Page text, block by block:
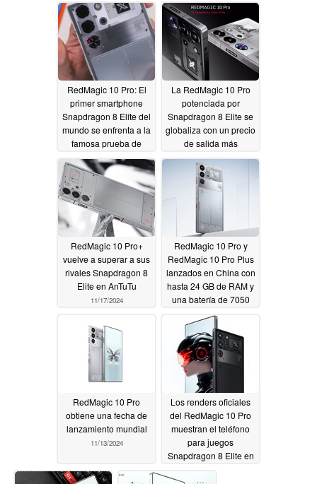
RedMagic 10 Pro: El
primer smartphone
Snapdragon 8 Elite del
mundo se enfrenta a la
famosa prueba de
durabilidad en línea
12/04/2024
La RedMagic 10 Pro
potenciada por
Snapdragon 8 Elite se
globaliza con un precio
de salida más
asequible que en
China12/03/2024
RedMagic 10 Pro+
vuelve a superar a sus
rivales Snapdragon 8
Elite en AnTuTu
11/17/2024
RedMagic 10 Pro y
RedMagic 10 Pro Plus
lanzados en China con
hasta 24 GB de RAM y
una batería de 7050
11/14/2024
RedMagic 10 Pro
obtiene una fecha de
lanzamiento mundial
11/13/2024
Los renders oficiales
del RedMagic 10 Pro
muestran el teléfono
para juegos
Snapdragon 8 Elite en